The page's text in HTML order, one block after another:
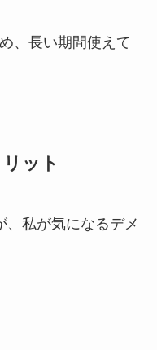
、長い期間使えて
ット
、私が気になるデメ